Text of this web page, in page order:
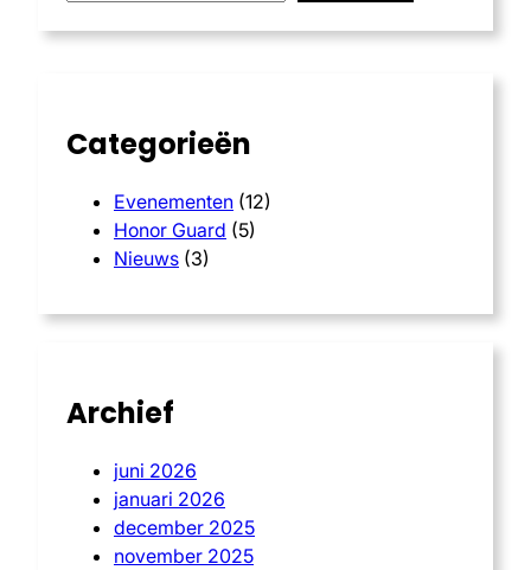
Categorieën
Evenementen (12)
Honor Guard (5)
Nieuws (3)
Archief
juni 2026
januari 2026
december 2025
november 2025